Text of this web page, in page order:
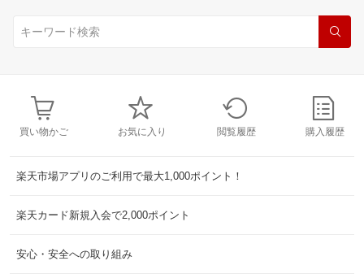
買い物かご お気に入り 閲覧履歴 購入履歴
楽天市場アプリのご利用で最大1,000ポイント！
楽天カード新規入会で2,000ポイント
安心・安全への取り組み